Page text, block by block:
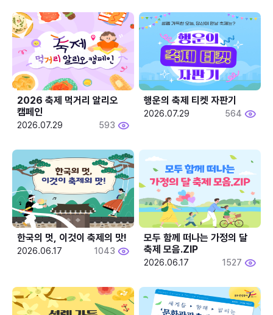
2026 축제 먹거리 알리오
캠페인
2026.07.29 593
행운의 축제 티켓 자판기
2026.07.29 564
한국의 멋, 이것이 축제의 맛!
2026.06.17 1043
모두 함께 떠나는 가정의 달
축제 모음.ZIP
2026.06.17 1527